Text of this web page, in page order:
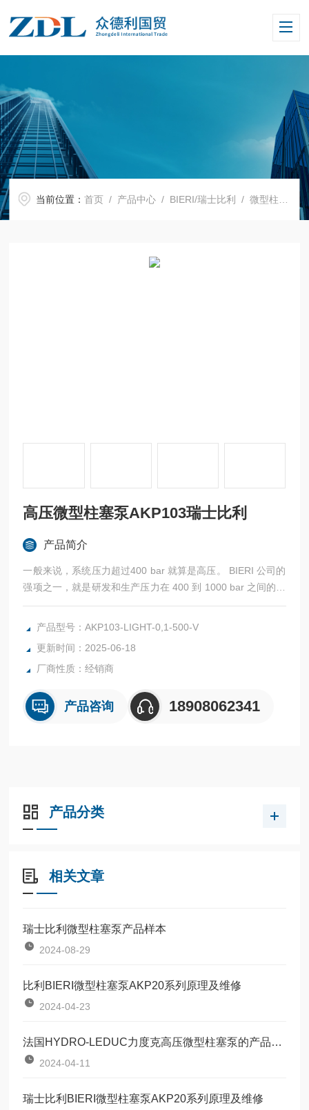
当前位置：首页 / 产品中心 / BIERI/瑞士比利 /微型柱塞泵 /
高压微型柱塞泵AKP103瑞士比利
产品简介
一般来说，系统压力超过400 bar 就算是高压。 BIERI 公司的
强项之一，就是研发和生产压力在 400 到 1000 bar 之间的元
器件。高压微型柱塞泵AKP103瑞士比利AKP103-LIGHT-0,1-
500-V-A*00
产品型号：AKP103-LIGHT-0,1-500-V
更新时间：2025-06-18
厂商性质：经销商
产品咨询 18908062341
产品分类
相关文章
瑞士比利微型柱塞泵产品样本
2024-08-29
比利BIERI微型柱塞泵AKP20系列原理及维修
2024-04-23
法国HYDRO-LEDUC力度克高压微型柱塞泵的产品介绍
2024-04-11
瑞士比利BIERI微型柱塞泵AKP20系列原理及维修